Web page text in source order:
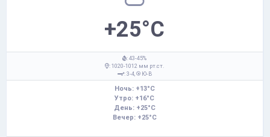
+25°C
: 43-45%
: 1020-1012 мм рт.ст.
: 3-4,
Ю-В
Ночь: +13°C
Утро: +16°C
День: +25°C
Вечер: +25°C